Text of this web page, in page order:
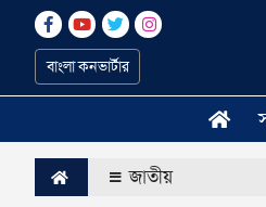
বাংলা কনভার্টার
জাতীয়